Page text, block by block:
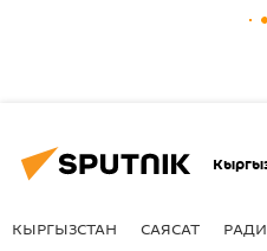
КЫРГЫЗСТАН САЯСАТ